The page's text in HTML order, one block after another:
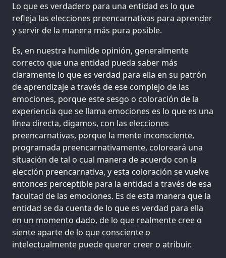
Lo que es verdadero para una entidad es lo que
refleja las elecciones preencarnativas para aprender
y servir de la manera más pura posible.
Es, en nuestra humilde opinión, generalmente
correcto que una entidad pueda saber más
claramente lo que es verdad para ella en su patrón
de aprendizaje a través de ese complejo de las
emociones, porque este sesgo o coloración de la
experiencia que se llama emociones es lo que es una
línea directa, digamos, con las elecciones
preencarnativas, porque la mente inconsciente,
programada preencarnativamente, coloreará una
situación de tal o cual manera de acuerdo con la
elección preencarnativa, y esta coloración se vuelve
entonces perceptible para la entidad a través de esa
facultad de las emociones. Es de esta manera que la
entidad se da cuenta de lo que es verdad para ella
en un momento dado, de lo que realmente cree o
siente aparte de lo que consciente o
intelectualmente puede querer creer o atribuir.